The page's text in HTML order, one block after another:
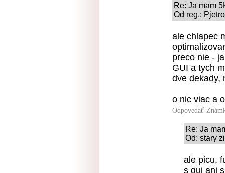
Re: Ja mam
Od reg.:
ale chlapec
preco nie -
GUI a tych
dve dekady,
o nic viac a
Odpovedať
Re: Ja
Od: stary
ale picu,
s gui ani